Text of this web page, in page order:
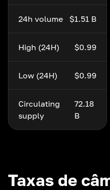
24h volume $1.51 B
High (24H) $0.99
Low (24H) $0.99
Circulating
supply
72.18
B
Taxas de